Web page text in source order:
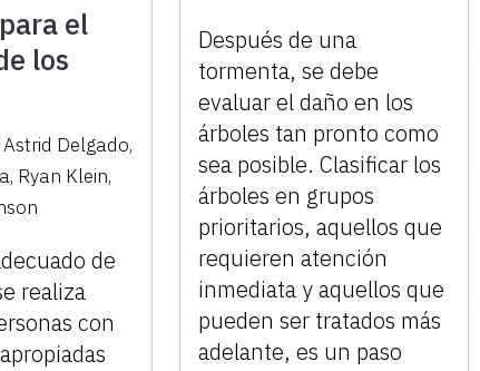
el
los
Astrid Delgado,
, Ryan Klein,
de
realiza
con
Después de una
tormenta, se debe
evaluar el daño en los
árboles tan pronto como
sea posible. Clasificar los
árboles en grupos
prioritarios, aquellos que
requieren atención
inmediata y aquellos que
pueden ser tratados más
adelante, es un paso